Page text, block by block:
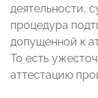
деятельности,
процедура
допущенной к
То есть
аттестацию